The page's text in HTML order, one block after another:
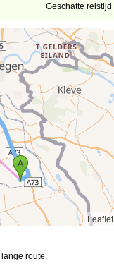
Geschatte reistijd
Leaflet
lange route.